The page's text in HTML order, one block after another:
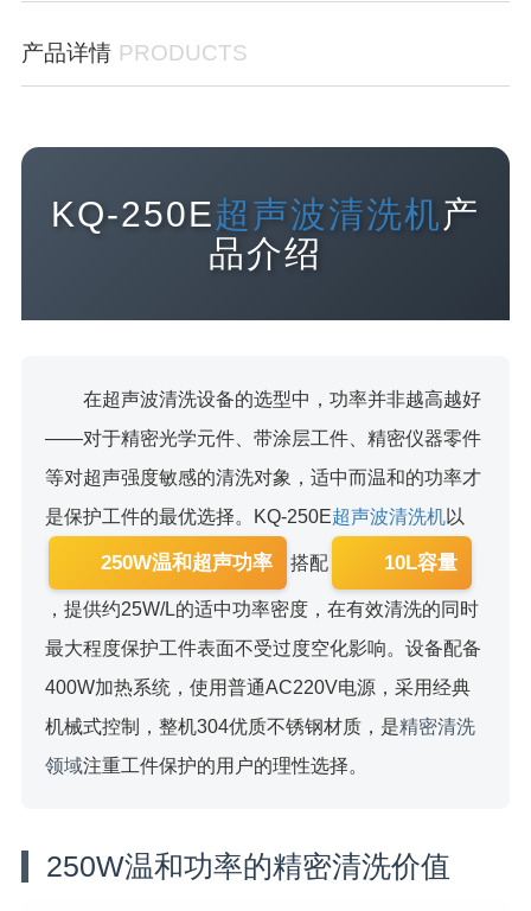
产品详情 PRODUCTS
KQ-250E超声波清洗机产
品介绍
在超声波清洗设备的选型中，功率并非越高越好
——对于精密光学元件、带涂层工件、精密仪器零件
等对超声强度敏感的清洗对象，适中而温和的功率才
是保护工件的最优选择。KQ-250E超声波清洗机以
250W温和超声功率 搭配 10L容量
，提供约25W/L的适中功率密度，在有效清洗的同时
最大程度保护工件表面不受过度空化影响。设备配备
400W加热系统，使用普通AC220V电源，采用经典
机械式控制，整机304优质不锈钢材质，是精密清洗
领域注重工件保护的用户的理性选择。
250W温和功率的精密清洗价值